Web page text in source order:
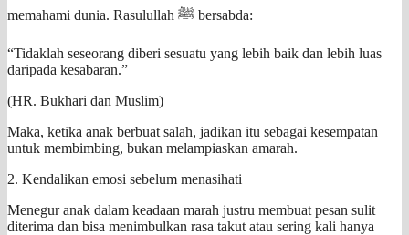
memahami dunia. Rasulullah ﷺ bersabda:
“Tidaklah seseorang diberi sesuatu yang lebih baik dan lebih luas
daripada kesabaran.”
(HR. Bukhari dan Muslim)
Maka, ketika anak berbuat salah, jadikan itu sebagai kesempatan
untuk membimbing, bukan melampiaskan amarah.
2. Kendalikan emosi sebelum menasihati
Menegur anak dalam keadaan marah justru membuat pesan sulit
diterima dan bisa menimbulkan rasa takut atau sering kali hanya